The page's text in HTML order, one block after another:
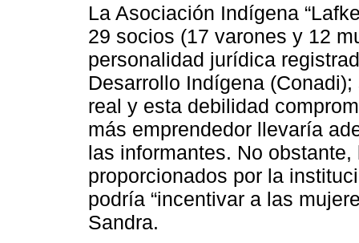
La Asociación Indígena
29 socios (17 varones y 12
personalidad jurídica
Desarrollo Indígena
real y esta debilidad
más emprendedor llevaría
las informantes. No
proporcionados por la
podría “incentivar a las
Sandra.